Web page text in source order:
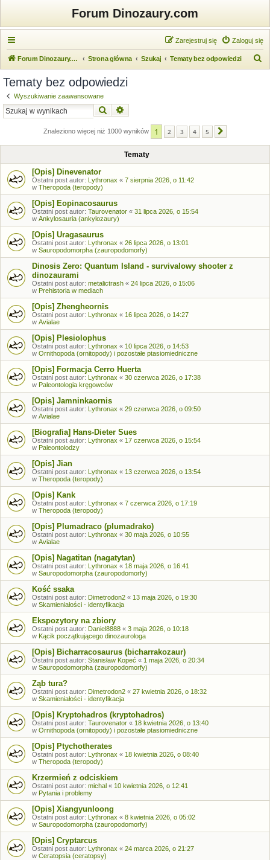
Forum Dinozaury.com
Zaloguj się
Zarejestruj się
Forum Dinozaury.com Strona główna Szukaj Tematy bez odpowiedzi
Tematy bez odpowiedzi
Wyszukiwanie zaawansowane
Szukaj
Znaleziono więcej niż 1000 wyników 1 2 3 4 5
Tematy
[Opis] Dinevenator
Ostatni post autor: Lythronax « 7 sierpnia 2026, o 11:42
w Theropoda (teropody)
[Opis] Eopinacosaurus
Ostatni post autor: Taurovenator « 31 lipca 2026, o 15:54
w Ankylosauria (ankylozaury)
[Opis] Uragasaurus
Ostatni post autor: Lythronax « 26 lipca 2026, o 13:01
w Sauropodomorpha (zauropodomorfy)
Dinosis Zero: Quantum Island - survivalowy shooter z
dinozaurami
Ostatni post autor: metalictrash « 24 lipca 2026, o 15:06
w Prehistoria w mediach
[Opis] Zhengheornis
Ostatni post autor: Lythronax « 16 lipca 2026, o 14:27
w Avialae
[Opis] Plesiolophus
Ostatni post autor: Lythronax « 10 lipca 2026, o 14:53
w Ornithopoda (ornitopody) i pozostałe ptasiomiedniczne
[Opis] Formacja Cerro Huerta
Ostatni post autor: Lythronax « 30 czerwca 2026, o 17:38
w Paleontologia kręgowców
[Opis] Jamninkaornis
Ostatni post autor: Lythronax « 29 czerwca 2026, o 09:50
w Avialae
[Biografia] Hans-Dieter Sues
Ostatni post autor: Lythronax « 17 czerwca 2026, o 15:54
w Paleontolodzy
[Opis] Jian
Ostatni post autor: Lythronax « 13 czerwca 2026, o 13:54
w Theropoda (teropody)
[Opis] Kank
Ostatni post autor: Lythronax « 7 czerwca 2026, o 17:19
w Theropoda (teropody)
[Opis] Plumadraco (plumadrako)
Ostatni post autor: Lythronax « 30 maja 2026, o 10:55
w Avialae
[Opis] Nagatitan (nagatytan)
Ostatni post autor: Lythronax « 18 maja 2026, o 16:41
w Sauropodomorpha (zauropodomorfy)
Kość ssaka
Ostatni post autor: Dimetrodon2 « 13 maja 2026, o 19:30
w Skamieniałości - identyfikacja
Ekspozytory na zbiory
Ostatni post autor: Daniel8888 « 3 maja 2026, o 10:18
w Kącik początkującego dinozaurologa
[Opis] Bicharracosaurus (bicharrakozaur)
Ostatni post autor: Stanisław Kopeć « 1 maja 2026, o 20:34
w Sauropodomorpha (zauropodomorfy)
Ząb tura?
Ostatni post autor: Dimetrodon2 « 27 kwietnia 2026, o 18:32
w Skamieniałości - identyfikacja
[Opis] Kryptohadros (kryptohadros)
Ostatni post autor: Taurovenator « 18 kwietnia 2026, o 13:40
w Ornithopoda (ornitopody) i pozostałe ptasiomiedniczne
[Opis] Ptychotherates
Ostatni post autor: Lythronax « 18 kwietnia 2026, o 08:40
w Theropoda (teropody)
Krzermień z odciskiem
Ostatni post autor: michal « 10 kwietnia 2026, o 12:41
w Pytania i problemy
[Opis] Xiangyunloong
Ostatni post autor: Lythronax « 8 kwietnia 2026, o 05:02
w Sauropodomorpha (zauropodomorfy)
[Opis] Cryptarcus
Ostatni post autor: Lythronax « 24 marca 2026, o 21:27
w Ceratopsia (ceratopsy)